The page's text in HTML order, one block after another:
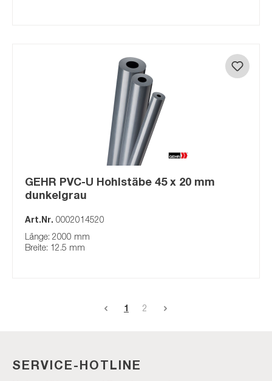
GEHR PVC-U Hohlstäbe 45 x 20 mm
dunkelgrau
Art.Nr. 0002014520
Länge: 2000 mm
Breite: 12.5 mm
1 2
SERVICE-HOTLINE